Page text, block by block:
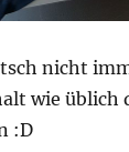
nicht
wie üblich
:D